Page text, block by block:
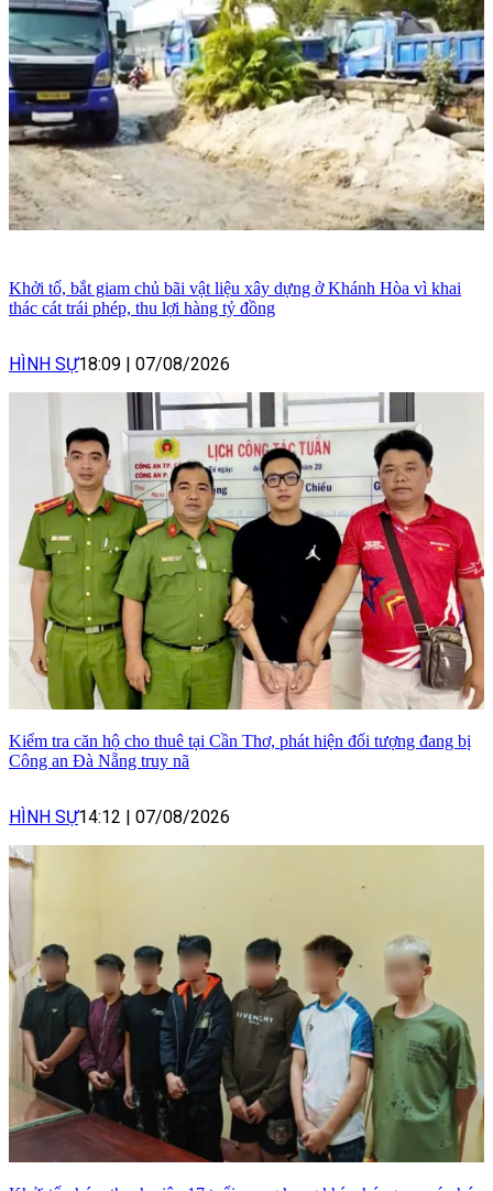
Khởi tố, bắt giam chủ bãi vật liệu xây dựng ở Khánh Hòa vì khai
thác cát trái phép, thu lợi hàng tỷ đồng
HÌNH SỰ18:09 | 07/08/2026
Kiểm tra căn hộ cho thuê tại Cần Thơ, phát hiện đối tượng đang bị
Công an Đà Nẵng truy nã
HÌNH SỰ14:12 | 07/08/2026